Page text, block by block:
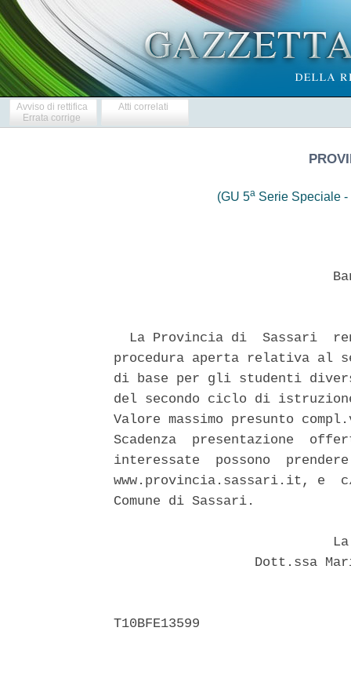
Avviso di rettifica
Errata corrige
Atti correlati
(GU 5aSerie Speciale -
La Provincia di  Sassari
procedura aperta relativa al
di base per gli studenti
del secondo ciclo di
Valore massimo presunto
Scadenza  presentazione
interessate  possono
www.provincia.sassari.it, e
Comune di Sassari.
Dott.ssa